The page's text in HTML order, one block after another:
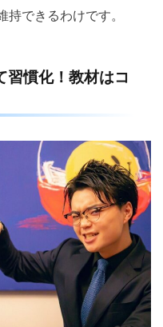
持できるわけです。
習慣化！教材はコ